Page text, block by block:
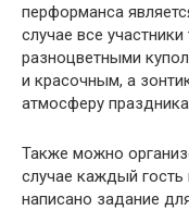
перформанса
случае все
разноцветными
и красочным, а
атмосферу
Также можно
случае каждый гость
написано задание